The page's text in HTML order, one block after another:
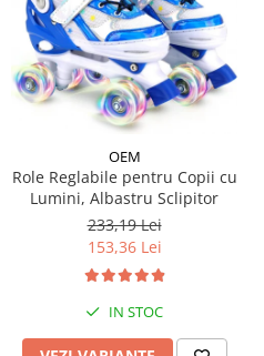
OEM
Role Reglabile pentru Copii cu
Lumini, Albastru Sclipitor
233,19 Lei
153,36 Lei
IN STOC